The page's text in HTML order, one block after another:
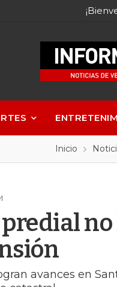
Inicio
avances en